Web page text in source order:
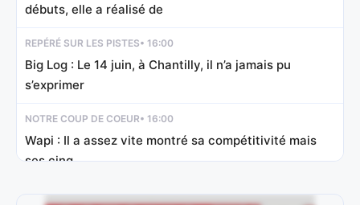
débuts, elle a réalisé de
REPÉRÉ SUR LES PISTES• 16:00
Big Log : Le 14 juin, à Chantilly, il n’a jamais pu
s’exprimer
NOTRE COUP DE COEUR• 16:00
Wapi : Il a assez vite montré sa compétitivité mais
ses cinq
STOP INFO• 16:00